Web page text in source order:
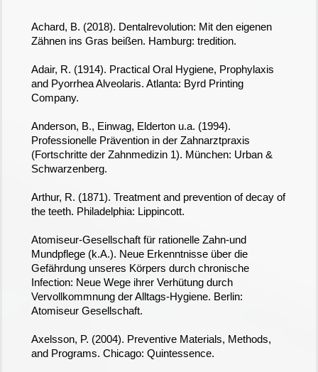
Achard, B. (2018). Dentalrevolution: Mit den eigenen
Zähnen ins Gras beißen. Hamburg: tredition.
Adair, R. (1914). Practical Oral Hygiene, Prophylaxis
and Pyorrhea Alveolaris. Atlanta: Byrd Printing
Company.
Anderson, B., Einwag, Elderton u.a. (1994).
Professionelle Prävention in der Zahnarztpraxis
(Fortschritte der Zahnmedizin 1). München: Urban &
Schwarzenberg.
Arthur, R. (1871). Treatment and prevention of decay of
the teeth. Philadelphia: Lippincott.
Atomiseur-Gesellschaft für rationelle Zahn-und
Mundpflege (k.A.). Neue Erkenntnisse über die
Gefährdung unseres Körpers durch chronische
Infection: Neue Wege ihrer Verhütung durch
Vervollkommnung der Alltags-Hygiene. Berlin:
Atomiseur Gesellschaft.
Axelsson, P. (2004). Preventive Materials, Methods,
and Programs. Chicago: Quintessence.